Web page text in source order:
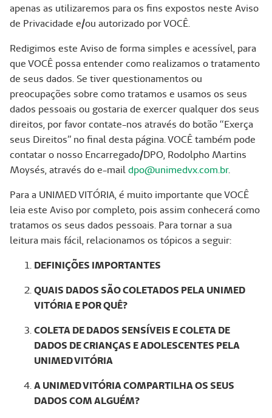
apenas as utilizaremos para os fins expostos neste Aviso
de Privacidade e/ou autorizado por VOCÊ.
Redigimos este Aviso de forma simples e acessível, para
que VOCÊ possa entender como realizamos o tratamento
de seus dados. Se tiver questionamentos ou
preocupações sobre como tratamos e usamos os seus
dados pessoais ou gostaria de exercer qualquer dos seus
direitos, por favor contate-nos através do botão “Exerça
seus Direitos” no final desta página. VOCÊ também pode
contatar o nosso Encarregado/DPO, Rodolpho Martins
Moysés, através do e-maildpo@unimedvx.com.br.
Para a UNIMED VITÓRIA, é muito importante que VOCÊ
leia este Aviso por completo, pois assim conhecerá como
tratamos os seus dados pessoais. Para tornar a sua
leitura mais fácil, relacionamos os tópicos a seguir:
DEFINIÇÕES IMPORTANTES
QUAIS DADOS SÃO COLETADOS PELA UNIMED
VITÓRIA E POR QUÊ?
COLETA DE DADOS SENSÍVEIS E COLETA DE
DADOS DE CRIANÇAS E ADOLESCENTES PELA
UNIMED VITÓRIA
A UNIMED VITÓRIA COMPARTILHA OS SEUS
DADOS COM ALGUÉM?